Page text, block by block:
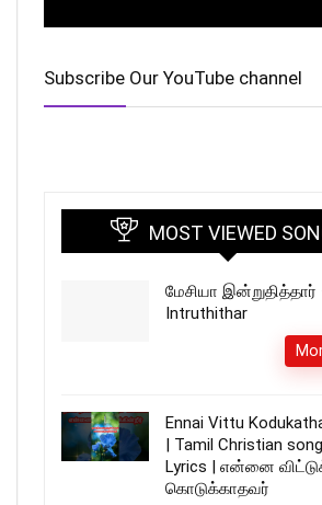
Subscribe Our YouTube channel
MOST VIEWED
மேசியா இன்றுதித்தார்
Intruthithar
Ennai Vittu
| Tamil Christian
Lyrics | என்னை
கொடுக்காதவர்